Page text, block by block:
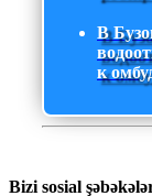
В
к
Bizi sosial